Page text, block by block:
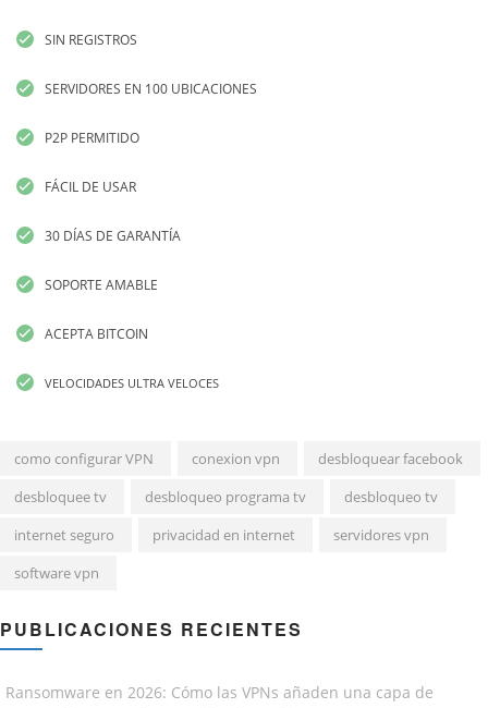
SIN REGISTROS
SERVIDORES EN 100 UBICACIONES
P2P PERMITIDO
FÁCIL DE USAR
30 DÍAS DE GARANTÍA
SOPORTE AMABLE
ACEPTA BITCOIN
VELOCIDADES ULTRA VELOCES
como configurar VPN conexion vpn
desbloquear facebook
desbloquee tv
desbloqueo programa tv
desbloqueo tv
internet seguro
privacidad en internet
servidores vpn
software vpn
PUBLICACIONES RECIENTES
Ransomware en 2026: Cómo las VPNs añaden una capa de